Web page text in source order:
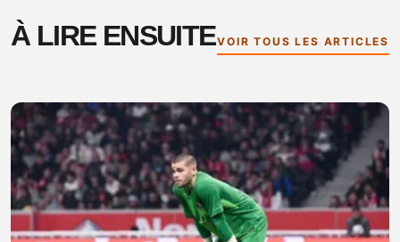
À LIRE ENSUITEVOIR TOUS LES ARTICLES